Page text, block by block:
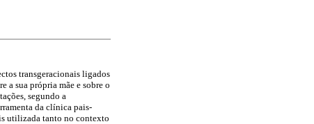
transgeracionais ligados
a sua própria mãe e sobre o
segundo a
da clínica pais-
utilizada tanto no contexto